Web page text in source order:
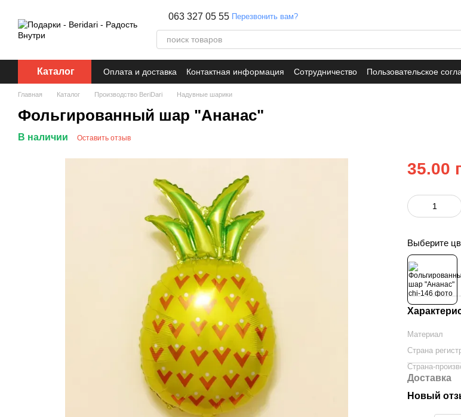
063 327 05 55 Перезвонить вам?
Каталог Оплата и доставка Контактная информация Сотрудничество Пользовательское
Главная Каталог Производство BeriDari Надувные шарики
Фольгированный шар "Ананас"
В наличии Оставить отзыв
35.00
Выберите
Материал
Страна
Страна-
Доставка
Новый